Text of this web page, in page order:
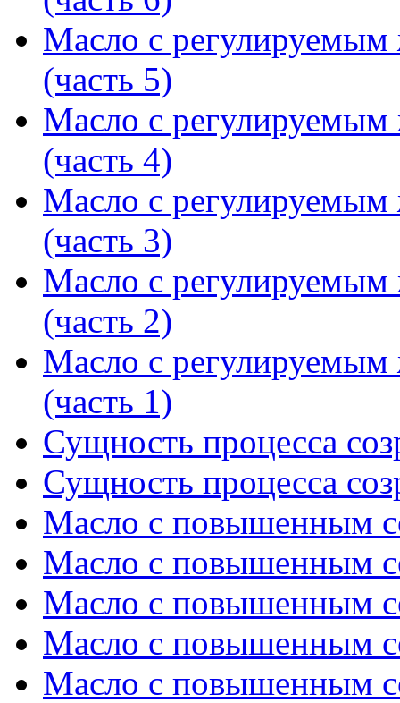
Масло с
(часть 5)
Масло с
(часть 4)
Масло с
(часть 3)
Масло с
(часть 2)
Масло с
(часть 1)
Сущность процесса
Сущность процесса
Масло с повышенным
Масло с повышенным
Масло с повышенным
Масло с повышенным
Масло с повышенным